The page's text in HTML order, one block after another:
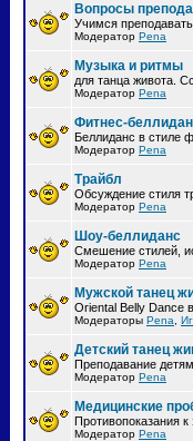
Вопросы
Учимся
Модератор Pena
Музыка и ритмы
для танца живота.
Модератор Pena
Фитнес-
Беллиданс в стиле
Модератор Pena
Трайбл
Обсуждение стиля
Модератор Pena
Шоу-беллиданс
Смешение стилей,
Модератор Pena
Мужской танец
Oriental Belly Dance
Модераторы Pena
Детский танец
Преподавание
Модератор Pena
Медицинские
Противопоказания
Модератор Pena